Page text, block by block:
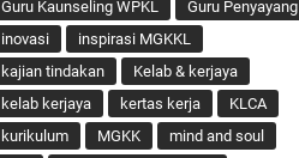
Guru Kaunseling WPKL
Guru Penyayang
inovasi
inspirasi MGKKL
kajian tindakan
Kelab & kerjaya
kelab kerjaya
kertas kerja
KLCA
kurikulum
MGKK
mind and soul